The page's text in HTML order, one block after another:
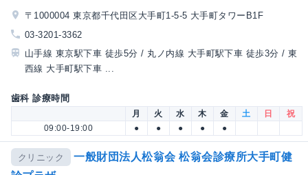
〒1000004 東京都千代田区大手町1-5-5 大手町タワーB1F
03-3201-3362
山手線 東京駅下車 徒歩5分 / 丸ノ内線 大手町駅下車 徒歩3分 / 東
西線 大手町駅下車 ...
歯科 診療時間
月 火 水 木 金 土 日
祝
09:00-19:00
● ● ● ● ●
クリニック
一般財団法人松翁会 松翁会診療所大手町健